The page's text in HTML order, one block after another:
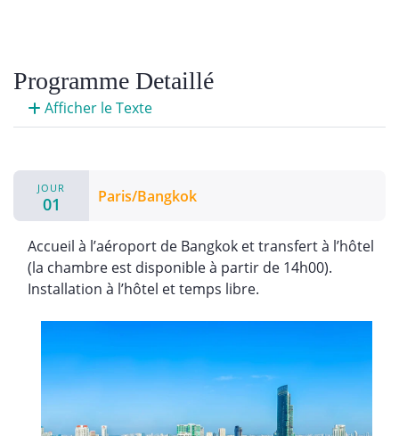
Programme Detaillé
Afficher le Texte
JOUR
01 Paris/Bangkok
Accueil à l’aéroport de Bangkok et transfert à l’hôtel
(la chambre est disponible à partir de 14h00).
Installation à l’hôtel et temps libre.